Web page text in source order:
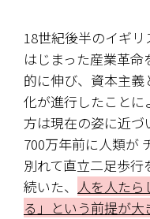
18世紀後半のイギ
はじまった産業革
的に伸び、資本主
化が進行したことに
方は現在の姿に近づ
700万年前に人類が
別れて直立二足歩行
続いた、 人を人た
る」という前提が大